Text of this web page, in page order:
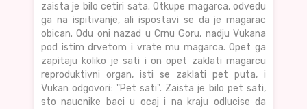
zaista je bilo cetiri sata. Otkupe magarca, odvedu
ga na ispitivanje, ali ispostavi se da je magarac
obican. Odu oni nazad u Crnu Goru, nadju Vukana
pod istim drvetom i vrate mu magarca. Opet ga
zapitaju koliko je sati i on opet zaklati magarcu
reproduktivni organ, isti se zaklati pet puta, i
Vukan odgovori: "Pet sati". Zaista je bilo pet sati,
sto naucnike baci u ocaj i na kraju odlucise da